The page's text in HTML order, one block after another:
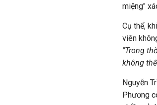
miệng"
Cụ thể,
viên
"Trong
không
Nguyễn
Phương